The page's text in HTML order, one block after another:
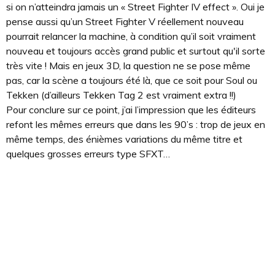
si on n’atteindra jamais un « Street Fighter IV effect ». Oui je
pense aussi qu’un Street Fighter V réellement nouveau
pourrait relancer la machine, à condition qu’il soit vraiment
nouveau et toujours accès grand public et surtout qu'il sorte
très vite ! Mais en jeux 3D, la question ne se pose même
pas, car la scène a toujours été là, que ce soit pour Soul ou
Tekken (d’ailleurs Tekken Tag 2 est vraiment extra !!)
Pour conclure sur ce point, j’ai l’impression que les éditeurs
refont les mêmes erreurs que dans les 90’s : trop de jeux en
même temps, des énièmes variations du même titre et
quelques grosses erreurs type SFXT…